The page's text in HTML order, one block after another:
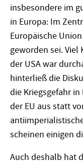
insbesondere im
in Europa: Im
Europäische
geworden sei.
der USA war
hinterließ die
die Kriegsgefahr
der EU aus statt
scheinen einigen
Auch deshalb hat